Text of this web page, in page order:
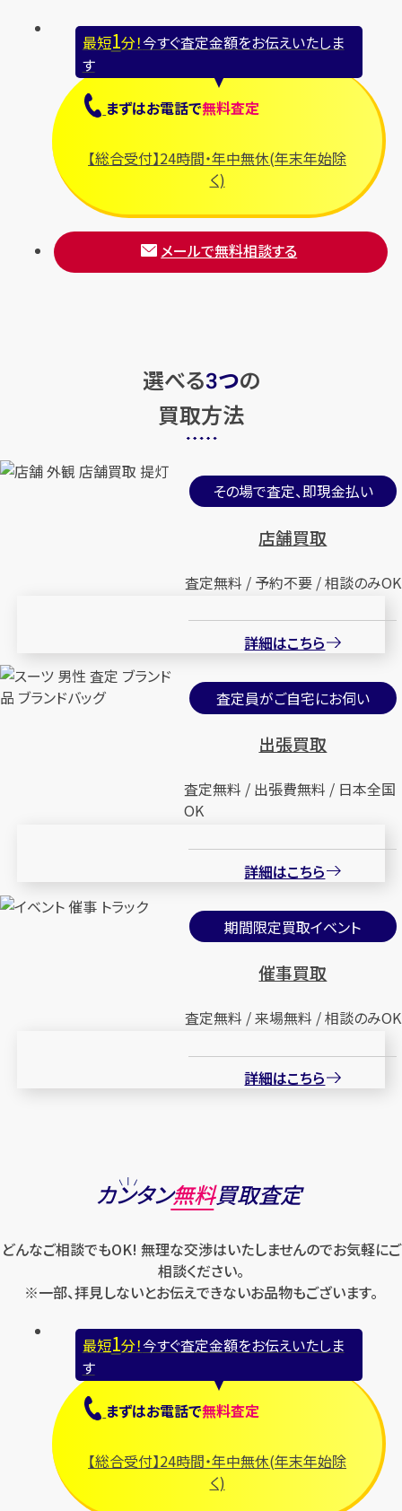
最短1分！今すぐ査定金額をお伝えいたしま
す
まずはお電話で無料査定
【総合受付】24時間・年中無休(年末年始除
く)
メールで無料相談する
選べる3つの
買取方法
その場で査定、即現金払い
店舗買取
査定無料 / 予約不要 / 相談のみOK
詳細はこちら
査定員がご自宅にお伺い
出張買取
査定無料 / 出張費無料 / 日本全国
OK
詳細はこちら
期間限定買取イベント
催事買取
査定無料 / 来場無料 / 相談のみOK
詳細はこちら
カンタン無料買取査定
どんなご相談でもOK! 無理な交渉はいたしませんのでお気軽にご
相談ください。
※一部、拝見しないとお伝えできないお品物もございます。
最短1分！今すぐ査定金額をお伝えいたしま
す
まずはお電話で無料査定
【総合受付】24時間・年中無休(年末年始除
く)